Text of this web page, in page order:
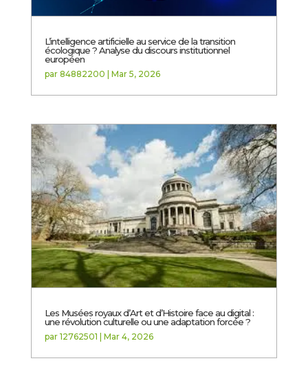
L’intelligence artificielle au service de la transition
écologique ? Analyse du discours institutionnel
européen
par 84882200 Mar 5, 2026
Les Musées royaux d’Art et d’Histoire face au digital :
une révolution culturelle ou une adaptation forcée ?
par 12762501 Mar 4, 2026